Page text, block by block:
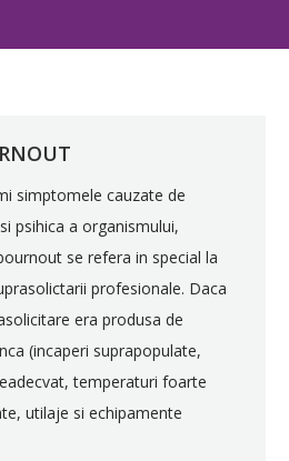
simptomele cauzate de
psihica a organismului,
se refera in special la
profesionale. Daca
era produsa de
(incaperi suprapopulate,
temperaturi foarte
utilaje si echipamente